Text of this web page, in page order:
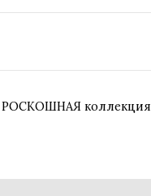
РОСКОШНАЯ коллекция